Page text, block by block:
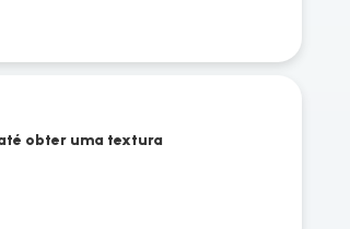
obter uma textura